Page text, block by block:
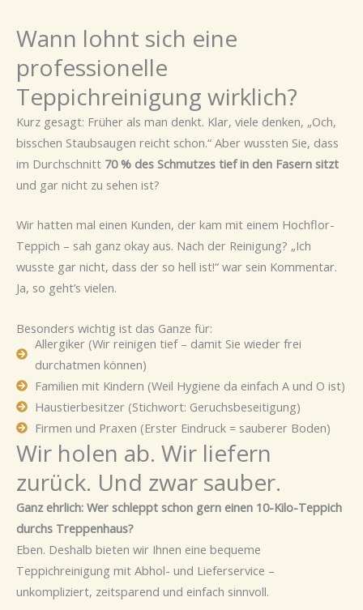
Wann lohnt sich eine
professionelle
Teppichreinigung wirklich?
Kurz gesagt: Früher als man denkt. Klar, viele denken, „Och,
bisschen Staubsaugen reicht schon.“ Aber wussten Sie, dass
im Durchschnitt 70 % des Schmutzes tief in den Fasern sitzt
und gar nicht zu sehen ist?
Wir hatten mal einen Kunden, der kam mit einem Hochflor-
Teppich – sah ganz okay aus. Nach der Reinigung? „Ich
wusste gar nicht, dass der so hell ist!“ war sein Kommentar.
Ja, so geht’s vielen.
Besonders wichtig ist das Ganze für:
Allergiker (Wir reinigen tief – damit Sie wieder frei
durchatmen können)
Familien mit Kindern (Weil Hygiene da einfach A und O ist)
Haustierbesitzer (Stichwort: Geruchsbeseitigung)
Firmen und Praxen (Erster Eindruck = sauberer Boden)
Wir holen ab. Wir liefern
zurück. Und zwar sauber.
Ganz ehrlich: Wer schleppt schon gern einen 10-Kilo-Teppich
durchs Treppenhaus?
Eben. Deshalb bieten wir Ihnen eine bequeme
Teppichreinigung mit Abhol- und Lieferservice –
unkompliziert, zeitsparend und einfach sinnvoll.